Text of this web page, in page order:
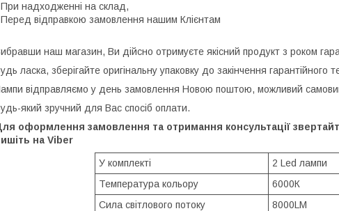
надходженні на склад,
відправкою замовлення нашим Клієнтам
наш магазин, Ви дійсно отримуєте якісний продукт з роком
ласка, зберігайте оригінальну упаковку до закінчення гарантійного
відправляємо у день замовлення Новою поштою, можливий
який зручний для Вас спосіб оплати.
оформлення замовлення та отримання консультації
на Viber
У комплекті
2 Led лампи
Температура кольору
6000К
Сила світлового потоку
8000LM